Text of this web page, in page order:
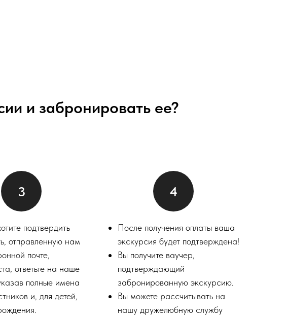
и забронировать ее?
подтвердить
отправленную нам
почте,
ответьте на наше
полные имена
и, для детей,
После получения оплаты ваша
экскурсия будет подтверждена!
Вы получите ваучер,
подтверждающий
забронированную экскурсию.
Вы можете рассчитывать на
нашу дружелюбную службу